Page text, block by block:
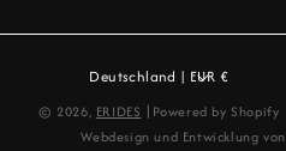
Deutschland | EUR €
© 2026, ERIDES | Powered by Shopify
Webdesign und Entwicklung von